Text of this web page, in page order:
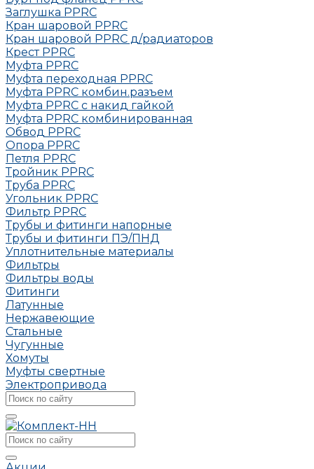
Заглушка РРRC
Кран шаровой PPRC
Кран шаровой PPRC д/радиаторов
Крест PPRC
Муфта PPRC
Муфта переходная PPRC
Муфта РРRC комбин.разъем
Муфта PPRC с накид гайкой
Муфта РРRC комбинированная
Обвод РРRC
Опора РРRC
Петля РРRC
Тройник РРRC
Труба РРRC
Угольник РРRC
Фильтр PPRC
Трубы и фитинги напорные
Трубы и фитинги ПЭ/ПНД
Уплотнительные материалы
Фильтры
Фильтры воды
Фитинги
Латунные
Нержавеющие
Стальные
Чугунные
Хомуты
Муфты свертные
Электропривода